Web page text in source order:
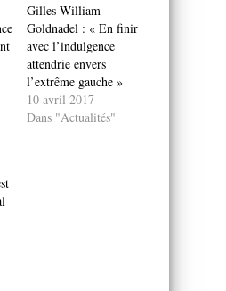
Gilles-William
Goldnadel : « En finir
avec l’indulgence
attendrie envers
l’extrême gauche »
10 avril 2017
Dans "Actualités"